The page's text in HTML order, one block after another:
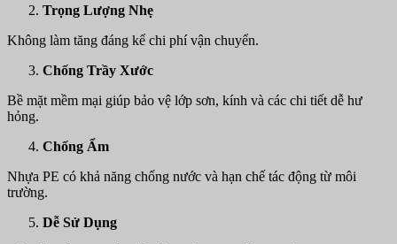
Trọng Lượng Nhẹ
Không làm tăng đáng kể chi phí vận chuyển.
Chống Trầy Xước
Bề mặt mềm mại giúp bảo vệ lớp sơn, kính và các chi tiết dễ hư
hỏng.
Chống Ẩm
Nhựa PE có khả năng chống nước và hạn chế tác động từ môi
trường.
Dễ Sử Dụng